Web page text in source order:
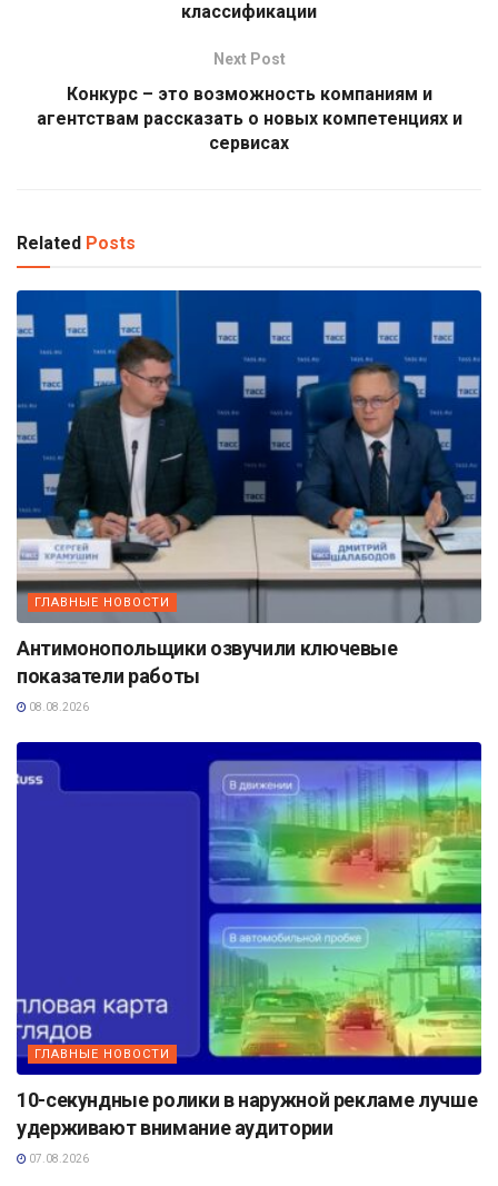
классификации
Next Post
Конкурс – это возможность компаниям и
агентствам рассказать о новых компетенциях и
сервисах
Related Posts
ГЛАВНЫЕ НОВОСТИ
Антимонопольщики озвучили ключевые
показатели работы
08.08.2026
ГЛАВНЫЕ НОВОСТИ
10-секундные ролики в наружной рекламе лучше
удерживают внимание аудитории
07.08.2026